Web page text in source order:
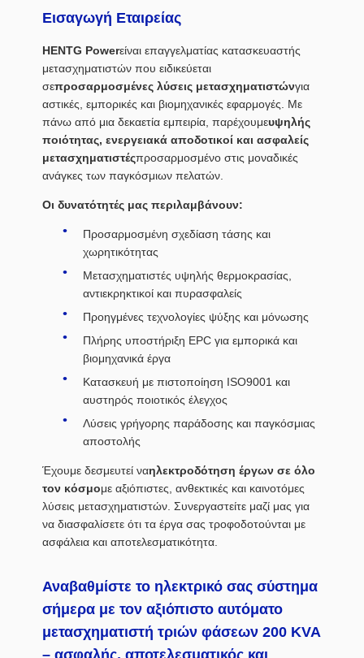
Εισαγωγή Εταιρείας
HENTG Powerείναι επαγγελματίας κατασκευαστής
μετασχηματιστών που ειδικεύεται
σεπροσαρμοσμένες λύσεις μετασχηματιστώνγια
αστικές, εμπορικές και βιομηχανικές εφαρμογές. Με
πάνω από μια δεκαετία εμπειρία, παρέχουμευψηλής
ποιότητας, ενεργειακά αποδοτικοί και ασφαλείς
μετασχηματιστέςπροσαρμοσμένο στις μοναδικές
ανάγκες των παγκόσμιων πελατών.
Οι δυνατότητές μας περιλαμβάνουν:
Προσαρμοσμένη σχεδίαση τάσης και
χωρητικότητας
Μετασχηματιστές υψηλής θερμοκρασίας,
αντιεκρηκτικοί και πυρασφαλείς
Προηγμένες τεχνολογίες ψύξης και μόνωσης
Πλήρης υποστήριξη EPC για εμπορικά και
βιομηχανικά έργα
Κατασκευή με πιστοποίηση ISO9001 και
αυστηρός ποιοτικός έλεγχος
Λύσεις γρήγορης παράδοσης και παγκόσμιας
αποστολής
Έχουμε δεσμευτεί ναηλεκτροδότηση έργων σε όλο
τον κόσμομε αξιόπιστες, ανθεκτικές και καινοτόμες
λύσεις μετασχηματιστών. Συνεργαστείτε μαζί μας για
να διασφαλίσετε ότι τα έργα σας τροφοδοτούνται με
ασφάλεια και αποτελεσματικότητα.
Αναβαθμίστε το ηλεκτρικό σας σύστημα
σήμερα με τον αξιόπιστο αυτόματο
μετασχηματιστή τριών φάσεων 200 KVA
– ασφαλής, αποτελεσματικός και